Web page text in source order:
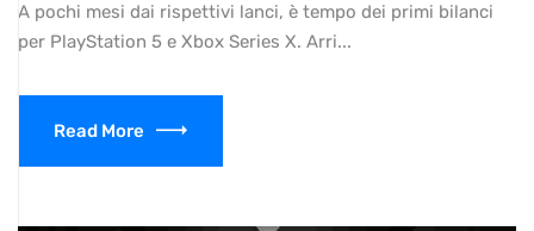
A pochi mesi dai rispettivi lanci, è tempo dei primi bilanci
per PlayStation 5 e Xbox Series X. Arri...
Read More